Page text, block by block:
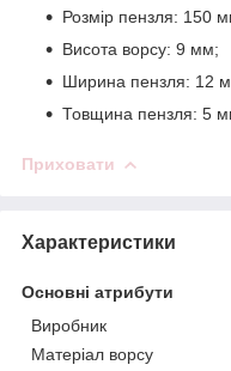
Розмір пензля: 150
Висота ворсу: 9 мм;
Ширина пензля: 12
Товщина пензля: 5
Приховати
Характеристики
Основні атрибути
Виробник
Матеріал ворсу